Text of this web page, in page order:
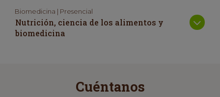
Biomedicina | Presencial
Nutrición, ciencia de los alimentos y
biomedicina
Cuéntanos